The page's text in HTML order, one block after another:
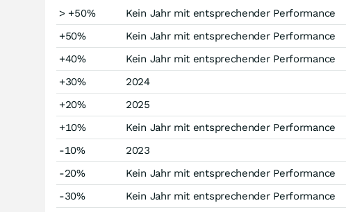
> +50%
Kein Jahr mit entsprechender Performance
+50%
Kein Jahr mit entsprechender Performance
+40%
Kein Jahr mit entsprechender Performance
+30%
2024
+20%
2025
+10%
Kein Jahr mit entsprechender Performance
-10%
2023
-20%
Kein Jahr mit entsprechender Performance
-30%
Kein Jahr mit entsprechender Performance